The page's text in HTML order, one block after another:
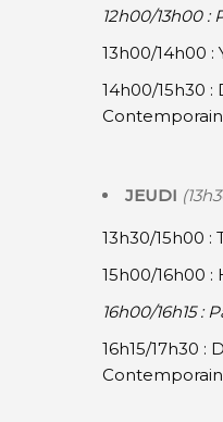
12h00/13h00 :
13h00/14h00 :
14h00/15h30 :
JEUDI
13h30/15h00 :
15h00/16h00 :
16h00/16h15 :
16h15/17h30 :